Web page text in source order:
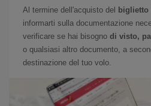
Al termine dell'acquisto del biglietto
informarti sulla documentazione
verificare se hai bisogno di visto,
o qualsiasi altro documento, a
destinazione del tuo volo.